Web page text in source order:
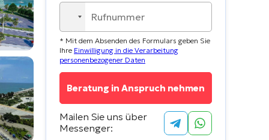
No
country
selected
* Mit dem Absenden des Formulars geben Sie
Ihre Einwilligung in die Verarbeitung
personenbezogener Daten
Mailen Sie uns über
Messenger: